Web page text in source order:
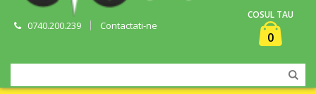
0740.200.239 Contactati-ne
COSUL TAU
0